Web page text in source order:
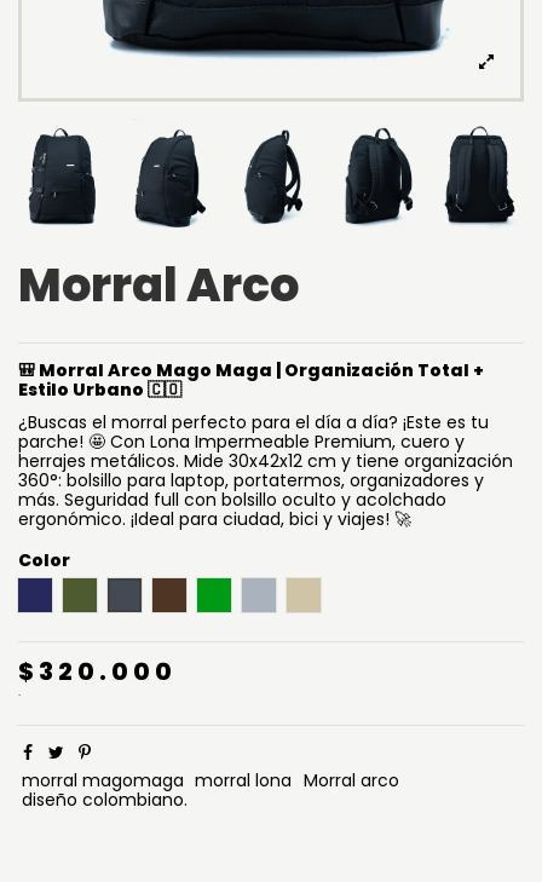
Morral Arco
🎒 Morral Arco Mago Maga | Organización Total +
Estilo Urbano 🇨🇴
¿Buscas el morral perfecto para el día a día? ¡Este es tu
parche! 🤩 Con Lona Impermeable Premium, cuero y
herrajes metálicos. Mide 30x42x12 cm y tiene organización
360°: bolsillo para laptop, portatermos, organizadores y
más. Seguridad full con bolsillo oculto y acolchado
ergonómico. ¡Ideal para ciudad, bici y viajes! 🚀
Color
$320.000
.
morral magomaga morral lona Morral arco
diseño colombiano.